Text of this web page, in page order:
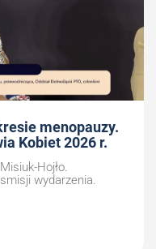
menopauzy.
Kobiet 2026 r.
Hojło.
wydarzenia.